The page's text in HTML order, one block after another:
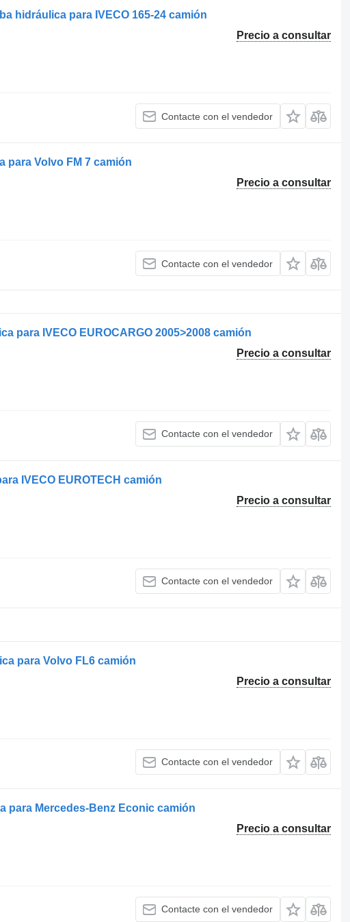
hidráulica para IVECO 165-24 camión
Precio a consultar
Contacte con el vendedor
para Volvo FM 7 camión
Precio a consultar
Contacte con el vendedor
para IVECO EUROCARGO 2005>2008 camión
Precio a consultar
Contacte con el vendedor
IVECO EUROTECH camión
Precio a consultar
Contacte con el vendedor
para Volvo FL6 camión
Precio a consultar
Contacte con el vendedor
para Mercedes-Benz Econic camión
Precio a consultar
Contacte con el vendedor